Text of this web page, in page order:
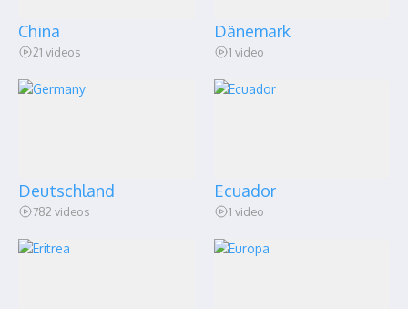
China
21 videos
Dänemark
1 video
Deutschland
782 videos
Ecuador
1 video